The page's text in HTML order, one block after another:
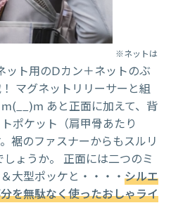
※ネットは
ット用のDカン＋ネットのぶ
マグネットリリーサーと組
あと正面に加えて、背
ポケット（肩甲骨あたり
裾のファスナーからもスルリ
ょうか。 正面には二つのミ
大型ポッケと・・・・ シルエ
を無駄なく使ったおしゃライ